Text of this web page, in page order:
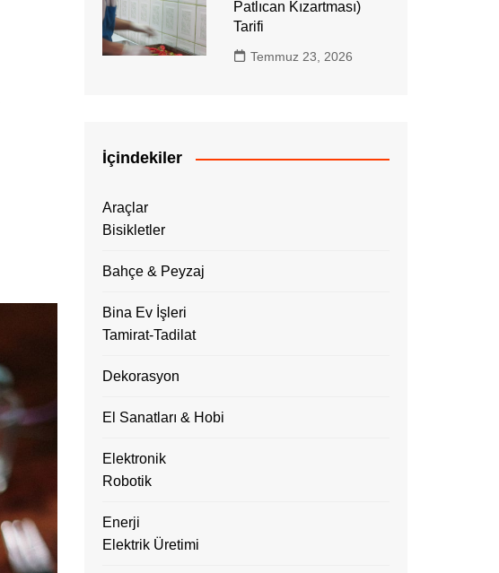
Patlıcan Kızartması)
Tarifi
Temmuz 23, 2026
İçindekiler
Araçlar
Bisikletler
Bahçe & Peyzaj
Bina Ev İşleri
Tamirat-Tadilat
Dekorasyon
El Sanatları & Hobi
Elektronik
Robotik
Enerji
Elektrik Üretimi